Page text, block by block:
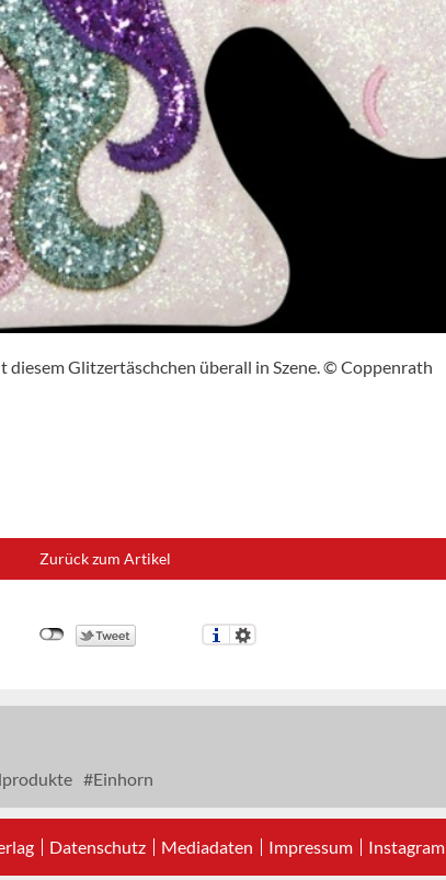
diesem Glitzertäschchen überall in Szene. © Coppenrath
Zurück zum Artikel
Einhorn
Datenschutz Mediadaten Impressum Instagram